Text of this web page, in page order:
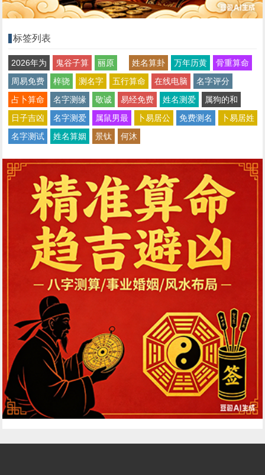
标签列表
2026年为 鬼谷子算 丽原 姓名算卦 万年历黄
骨重算命
周易免费
梓骁 测名字 五行算命 在线电脑
名字评分
占卜算命
名字测缘 敬诚 易经免费 姓名测爱
属狗的和
日子吉凶
名字测爱 属鼠男最 卜易居公 免费测名
卜易居姓
名字测试
姓名算姻 景钛 何沐